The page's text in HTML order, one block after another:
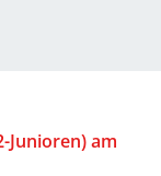
Junioren) am